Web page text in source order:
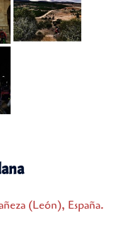
(León), España.